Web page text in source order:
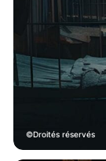
Droités réservés